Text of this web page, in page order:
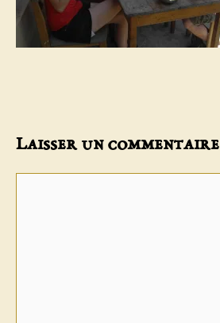
Laisser un commentaire